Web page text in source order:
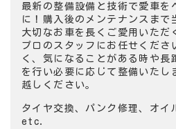
最新の整備設備と技術で愛車を
に！購入後のメンテナンスまで
大切なお車を長くご愛用いただ
プロのスタッフにお任せくださ
く、気になることがある時や長
を行い必要に応じて整備いたし
越しください。
タイヤ交換、パンク修理、オイ
etc.